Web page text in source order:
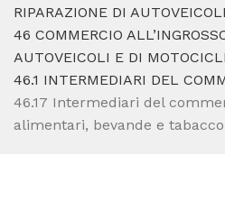
CODICE ATECO A COSA
CODICE FISCALE
RIPARAZIONE DI
46 COMMERCIO
AUTOVEICOLI E DI
46.1 INTERMEDIARI DEL
46.17 Intermediari del
alimentari, bevande e tabacco